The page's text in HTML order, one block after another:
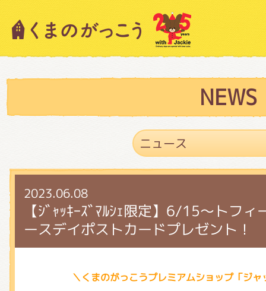
NEWS
2023.06.08
【ｼﾞｬｯｷｰｽﾞﾏﾙｼｪ限定】6/15～トフ
ースデイポストカードプレゼント！
＼くまのがっこうプレミアムショップ「ジ
キャラクター紹介
スタッフブログ
絵本・作家紹介